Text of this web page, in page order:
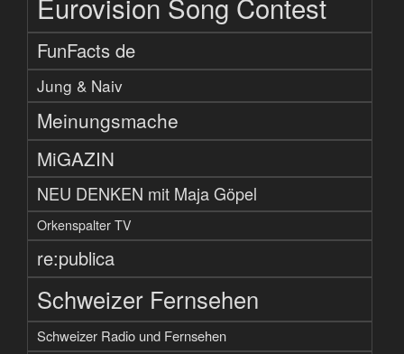
FunFacts de
Jung & Naiv
Meinungsmache
MiGAZIN
NEU DENKEN mit Maja Göpel
Orkenspalter TV
re:publica
Schweizer Fernsehen
Schweizer Radio und Fernsehen